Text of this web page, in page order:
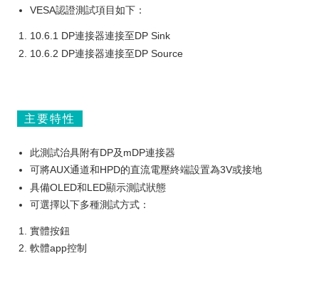
VESA認證測試項目如下：
10.6.1 DP連接器連接至DP Sink
10.6.2 DP連接器連接至DP Source
主要特性
此測試治具附有DP及mDP連接器
可將AUX通道和HPD的直流電壓終端設置為3V或接地
具備OLED和LED顯示測試狀態
可選擇以下多種測試方式：
實體按鈕
軟體app控制